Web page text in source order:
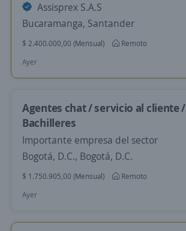
Assisprex S.A.S
Bucaramanga, Santander
$ 2.400.000,00 (Mensual)
Remoto
Ayer
Agentes chat / servicio al cliente /
Bachilleres
Importante empresa del sector
Bogotá, D.C., Bogotá, D.C.
$ 1.750.905,00 (Mensual)
Remoto
Ayer